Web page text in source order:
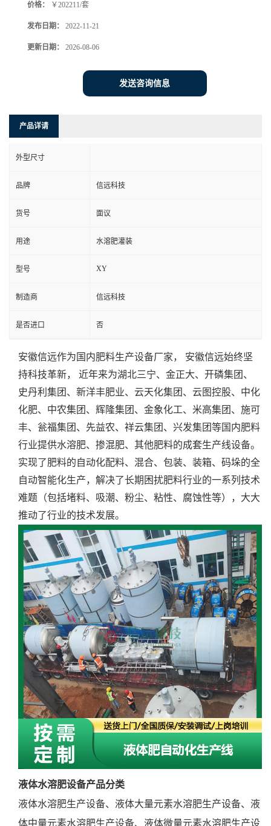
价格： ￥202211/套
发布日期： 2022-11-21
更新日期： 2026-08-06
发送咨询信息
产品详请
外型尺寸
品牌 信远科技
货号 面议
用途 水溶肥灌装
型号 XY
制造商 信远科技
是否进口 否
安徽信远作为国内肥料生产设备厂家， 安徽信远始终坚
持科技革新， 近年来为湖北三宁、金正大、开磷集团、
史丹利集团、新洋丰肥业、云天化集团、云图控股、中化
化肥、中农集团、辉隆集团、金象化工、米高集团、施可
丰、瓮福集团、先益农、祥云集团、兴发集团等国内肥料
行业提供水溶肥、掺混肥、其他肥料的成套生产线设备。
实现了肥料的自动化配料、混合、包装、装箱、码垛的全
自动智能化生产，解决了长期困扰肥料行业的一系列技术
难题（包括堵料、吸潮、粉尘、粘性、腐蚀性等），大大
推动了行业的技术发展。
液体水溶肥设备产品分类
液体水溶肥生产设备、液体大量元素水溶肥生产设备、液
体中量元素水溶肥生产设备、液体微量元素水溶肥生产设